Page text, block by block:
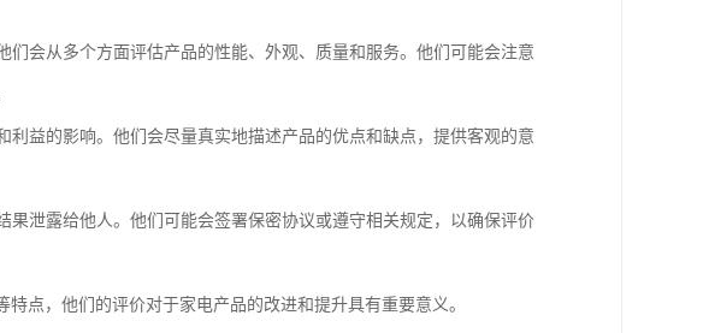
会从多个方面评估产品的性能、外观、质量和服务。他们可能会注意
益的影响。他们会尽量真实地描述产品的优点和缺点，提供客观的意
泄露给他人。他们可能会签署保密协议或遵守相关规定，以确保评价
点，他们的评价对于家电产品的改进和提升具有重要意义。